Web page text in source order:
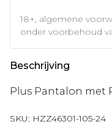
18+, algemene
onder voorbehoud
Beschrijving
Plus Pantalon met
SKU: HZZ46301-105-24